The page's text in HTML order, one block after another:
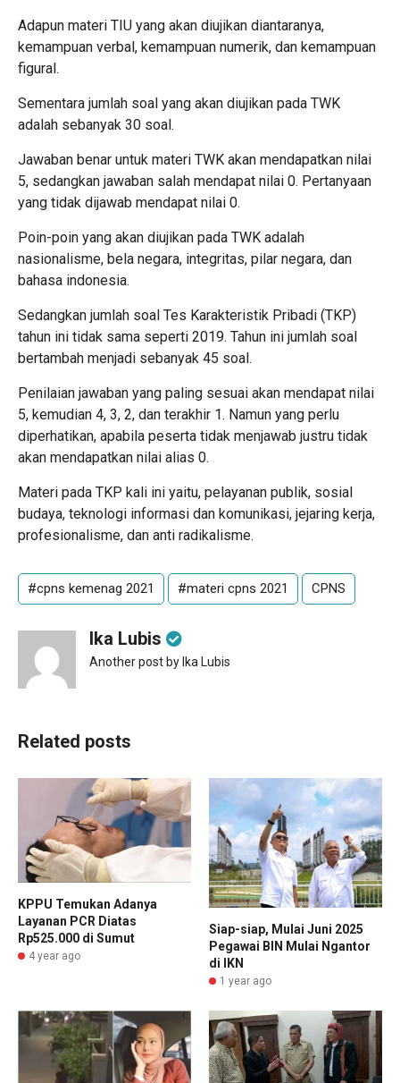
Adapun materi TIU yang akan diujikan diantaranya,
kemampuan verbal, kemampuan numerik, dan kemampuan
figural.
Sementara jumlah soal yang akan diujikan pada TWK
adalah sebanyak 30 soal.
Jawaban benar untuk materi TWK akan mendapatkan nilai
5, sedangkan jawaban salah mendapat nilai 0. Pertanyaan
yang tidak dijawab mendapat nilai 0.
Poin-poin yang akan diujikan pada TWK adalah
nasionalisme, bela negara, integritas, pilar negara, dan
bahasa indonesia.
Sedangkan jumlah soal Tes Karakteristik Pribadi (TKP)
tahun ini tidak sama seperti 2019. Tahun ini jumlah soal
bertambah menjadi sebanyak 45 soal.
Penilaian jawaban yang paling sesuai akan mendapat nilai
5, kemudian 4, 3, 2, dan terakhir 1. Namun yang perlu
diperhatikan, apabila peserta tidak menjawab justru tidak
akan mendapatkan nilai alias 0.
Materi pada TKP kali ini yaitu, pelayanan publik, sosial
budaya, teknologi informasi dan komunikasi, jejaring kerja,
profesionalisme, dan anti radikalisme.
#cpns kemenag 2021 #materi cpns 2021 CPNS
Ika Lubis
Another post by Ika Lubis
Related posts
KPPU Temukan Adanya
Layanan PCR Diatas
Rp525.000 di Sumut
4 year ago
Siap-siap, Mulai Juni 2025
Pegawai BIN Mulai Ngantor
di IKN
1 year ago